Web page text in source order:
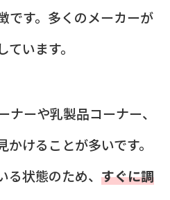
です。多くのメーカーが
います。
ナーや乳製品コーナー、
けることが多いです。
状態のため、 すぐに調